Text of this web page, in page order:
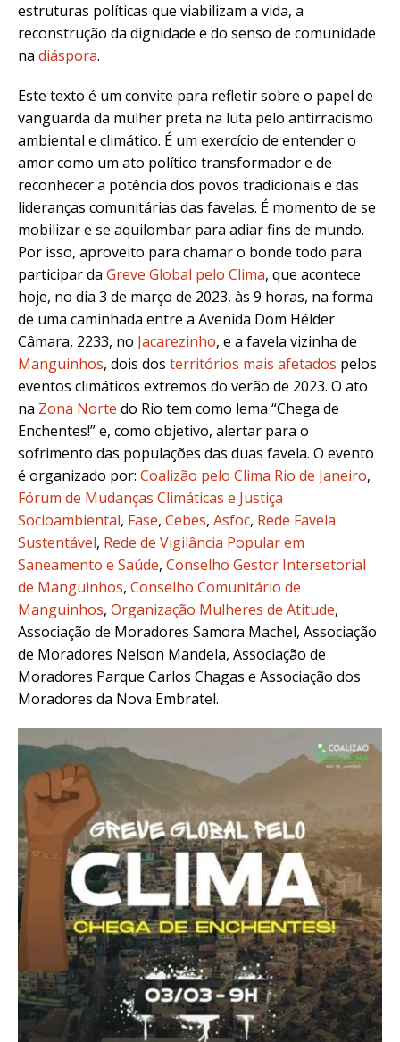
estruturas políticas que viabilizam a vida, a
reconstrução da dignidade e do senso de comunidade
na diáspora.
Este texto é um convite para refletir sobre o papel de
vanguarda da mulher preta na luta pelo antirracismo
ambiental e climático. É um exercício de entender o
amor como um ato político transformador e de
reconhecer a potência dos povos tradicionais e das
lideranças comunitárias das favelas. É momento de se
mobilizar e se aquilombar para adiar fins de mundo.
Por isso, aproveito para chamar o bonde todo para
participar da Greve Global pelo Clima, que acontece
hoje, no dia 3 de março de 2023, às 9 horas, na forma
de uma caminhada entre a Avenida Dom Hélder
Câmara, 2233, no Jacarezinho, e a favela vizinha de
Manguinhos, dois dos territórios mais afetados pelos
eventos climáticos extremos do verão de 2023. O ato
na Zona Norte do Rio tem como lema “Chega de
Enchentes!” e, como objetivo, alertar para o
sofrimento das populações das duas favela. O evento
é organizado por: Coalizão pelo Clima Rio de Janeiro,
Fórum de Mudanças Climáticas e Justiça
Socioambiental, Fase, Cebes, Asfoc, Rede Favela
Sustentável, Rede de Vigilância Popular em
Saneamento e Saúde, Conselho Gestor Intersetorial
de Manguinhos, Conselho Comunitário de
Manguinhos, Organização Mulheres de Atitude,
Associação de Moradores Samora Machel, Associação
de Moradores Nelson Mandela, Associação de
Moradores Parque Carlos Chagas e Associação dos
Moradores da Nova Embratel.